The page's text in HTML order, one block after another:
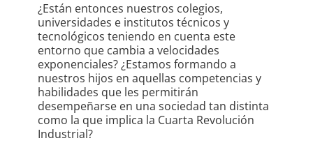
¿Están entonces nuestros colegios,
universidades e institutos técnicos y
tecnológicos teniendo en cuenta este
entorno que cambia a velocidades
exponenciales? ¿Estamos formando a
nuestros hijos en aquellas competencias y
habilidades que les permitirán
desempeñarse en una sociedad tan distinta
como la que implica la Cuarta Revolución
Industrial?